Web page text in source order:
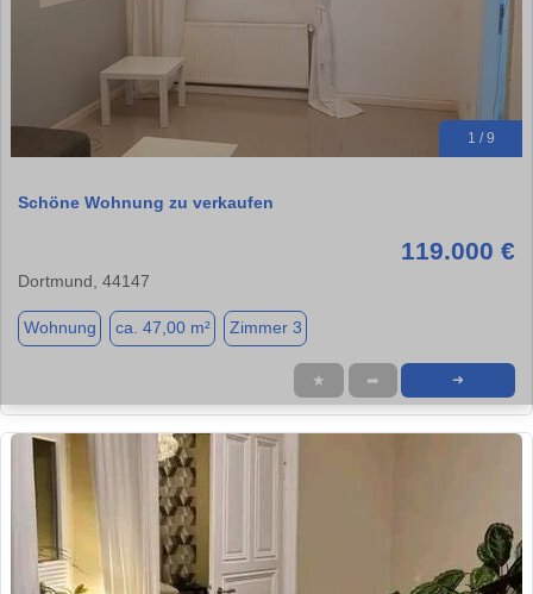
1 / 9
Schöne Wohnung zu verkaufen
119.000 €
Dortmund, 44147
Wohnung ca. 47,00 m² Zimmer 3
★ ➦ ➜